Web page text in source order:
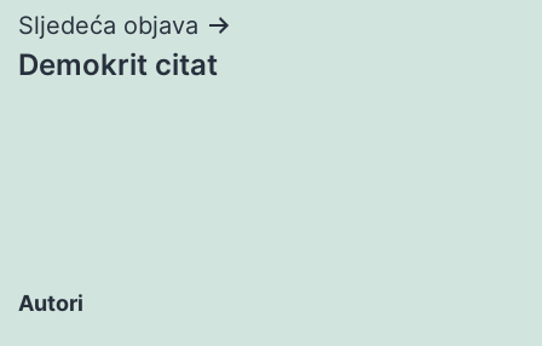
Sljedeća objava
Demokrit citat
Autori